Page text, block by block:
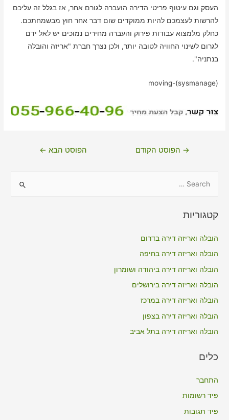
העסק וגם עיטוף פריטי הדירה הועברה לגורם אחר, אז בגלל זה עליכם
להרשות לעצמכם להיות ממוקדים שום דבר אחר חוץ מבשמחתכם.
כחלק מלמצוא עבודות פירוק והעברה מחירים נמוכים יש לאל ידם
לגרום לשינוי החוויה לטובה יותר, ולכן נצרך חברת "אריזה והובלה
בנתניה".
moving-(sysmanage)
ניווט→ הפוסט הקודם הפוסט הבא ←
r
o
r
:
קטגוריות
הובלה ואריזה דירה בדרום
הובלה ואריזה דירה בחיפה
הובלה ואריזה דירה ביהודה ושומרון
הובלה ואריזה דירה בירושלים
הובלה ואריזה דירה במרכז
הובלה ואריזה דירה בצפון
הובלה ואריזה דירה בתל אביב
כלים
התחבר
פיד רשומות
פיד תגובות